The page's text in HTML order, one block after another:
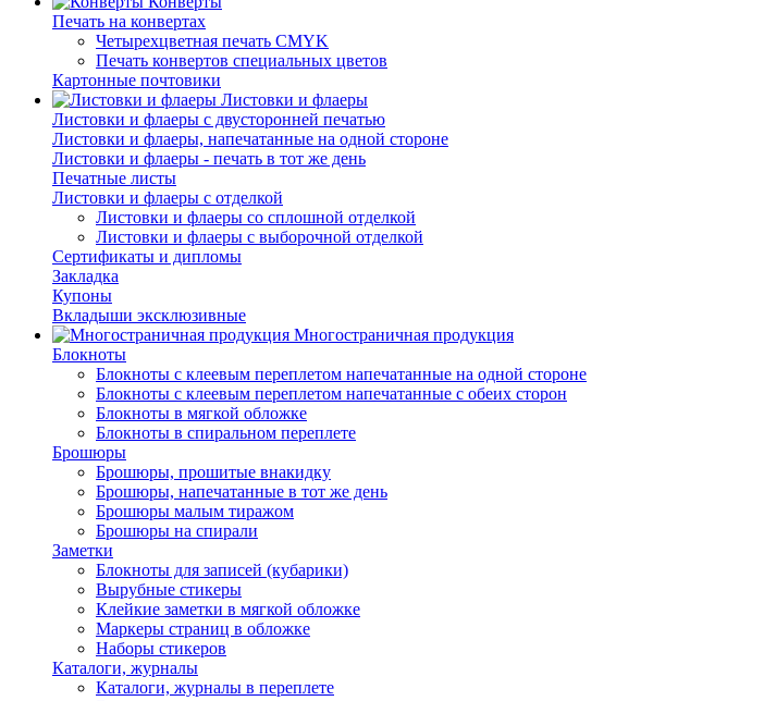
Печать на конвертах
Четырехцветная печать CMYK
Печать конвертов специальных цветов
Картонные почтовики
Листовки и флаеры
Листовки и флаеры с двусторонней печатью
Листовки и флаеры, напечатанные на одной стороне
Листовки и флаеры - печать в тот же день
Печатные листы
Листовки и флаеры с отделкой
Листовки и флаеры со сплошной отделкой
Листовки и флаеры с выборочной отделкой
Сертификаты и дипломы
Закладка
Купоны
Вкладыши эксклюзивные
Многостраничная продукция
Блокноты
Блокноты с клеевым переплетом напечатанные на одной стороне
Блокноты с клеевым переплетом напечатанные с обеих сторон
Блокноты в мягкой обложке
Блокноты в спиральном переплете
Брошюры
Брошюры, прошитые внакидку
Брошюры, напечатанные в тот же день
Брошюры малым тиражом
Брошюры на спирали
Заметки
Блокноты для записей (кубарики)
Вырубные стикеры
Клейкие заметки в мягкой обложке
Маркеры страниц в обложке
Наборы стикеров
Каталоги, журналы
Каталоги, журналы в переплете